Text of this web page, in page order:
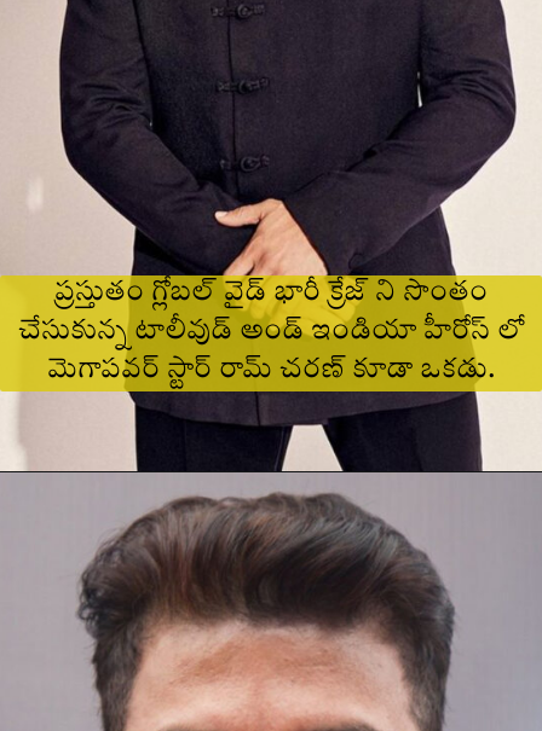
ప్రస్తుతం గ్లోబల్ వైడ్ భారీ క్రేజ్ ని సొంతం
చేసుకున్న టాలీవుడ్ అండ్ ఇండియా హీరోస్ లో
మెగాపవర్ స్టార్ రామ్ చరణ్ కూడా ఒకడు.